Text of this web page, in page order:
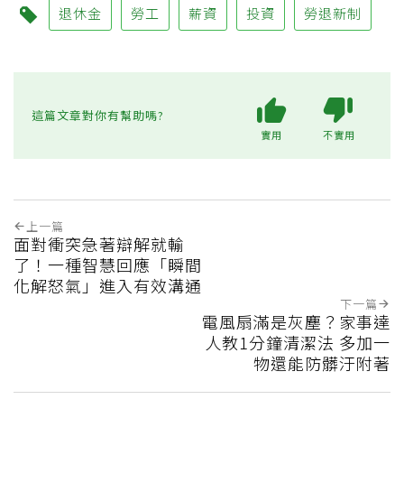
退休金 勞工 薪資 投資 勞退新制
這篇文章對你有幫助嗎?
實用 不實用
上一篇
面對衝突急著辯解就輸
了！一種智慧回應「瞬間
化解怒氣」進入有效溝通
下一篇
電風扇滿是灰塵？家事達
人教1分鐘清潔法 多加一
物還能防髒汙附著